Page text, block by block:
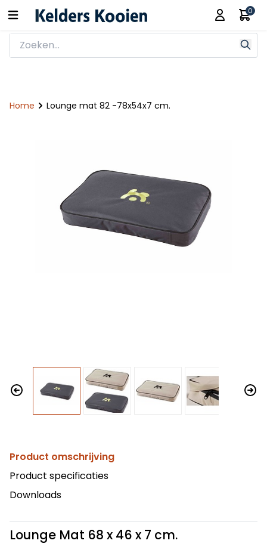
0
Home Lounge mat 82 -78x54x7 cm.
Product omschrijving
Product specificaties
Downloads
Lounge Mat 68 x 46 x 7 cm.